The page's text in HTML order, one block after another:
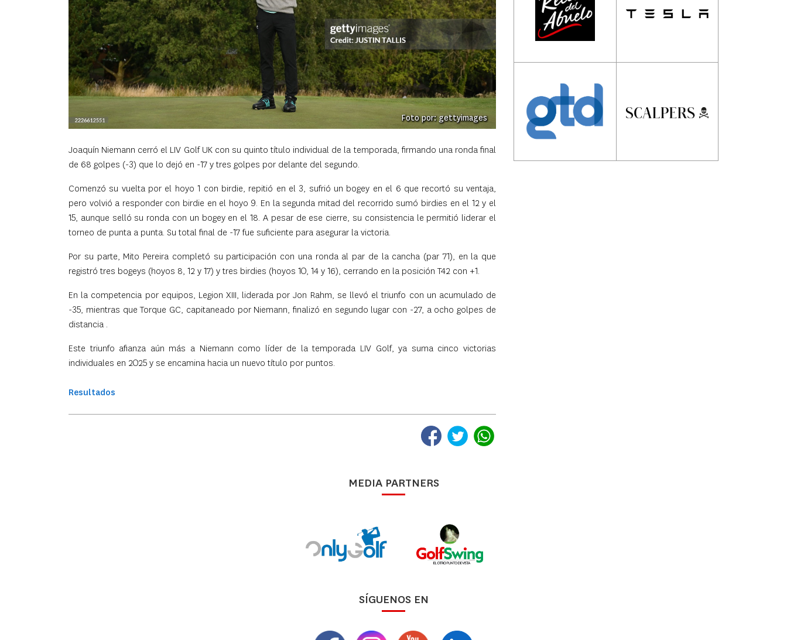
Foto por: gettyimages
Joaquín Niemann cerró el LIV Golf UK con su quinto título individual de la temporada, firmando una ronda final
de 68 golpes (-3) que lo dejó en -17 y tres golpes por delante del segundo.
Comenzó su vuelta por el hoyo 1 con birdie, repitió en el 3, sufrió un bogey en el 6 que recortó su ventaja,
pero volvió a responder con birdie en el hoyo 9. En la segunda mitad del recorrido sumó birdies en el 12 y el
15, aunque selló su ronda con un bogey en el 18. A pesar de ese cierre, su consistencia le permitió liderar el
torneo de punta a punta. Su total final de -17 fue suficiente para asegurar la victoria.
Por su parte, Mito Pereira completó su participación con una ronda al par de la cancha (par 71), en la que
registró tres bogeys (hoyos 8, 12 y 17) y tres birdies (hoyos 10, 14 y 16), cerrando en la posición T42 con +1.
En la competencia por equipos, Legion XIII, liderada por Jon Rahm, se llevó el triunfo con un acumulado de
-35, mientras que Torque GC, capitaneado por Niemann, finalizó en segundo lugar con -27, a ocho golpes de
distancia .
Este triunfo afianza aún más a Niemann como líder de la temporada LIV Golf, ya suma cinco victorias
individuales en 2025 y se encamina hacia un nuevo título por puntos.
Resultados
MEDIA PARTNERS
SÍGUENOS EN